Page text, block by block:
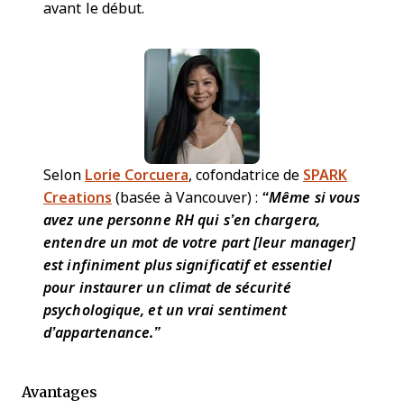
avant le début.
Selon Lorie Corcuera, cofondatrice de SPARK
Creations (basée à Vancouver) : “Même si vous
avez une personne RH qui s’en chargera,
entendre un mot de votre part [leur manager]
est infiniment plus significatif et essentiel
pour instaurer un climat de sécurité
psychologique, et un vrai sentiment
d’appartenance.”
Avantages